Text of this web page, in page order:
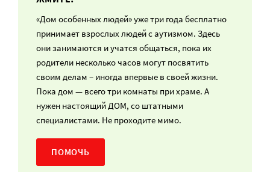
«Дом особенных людей» уже три года бесплатно
принимает взрослых людей с аутизмом. Здесь
они занимаются и учатся общаться, пока их
родители несколько часов могут посвятить
своим делам – иногда впервые в своей жизни.
Пока дом — всего три комнаты при храме. А
нужен настоящий ДОМ, со штатными
специалистами. Не проходите мимо.
ПОМОЧЬ